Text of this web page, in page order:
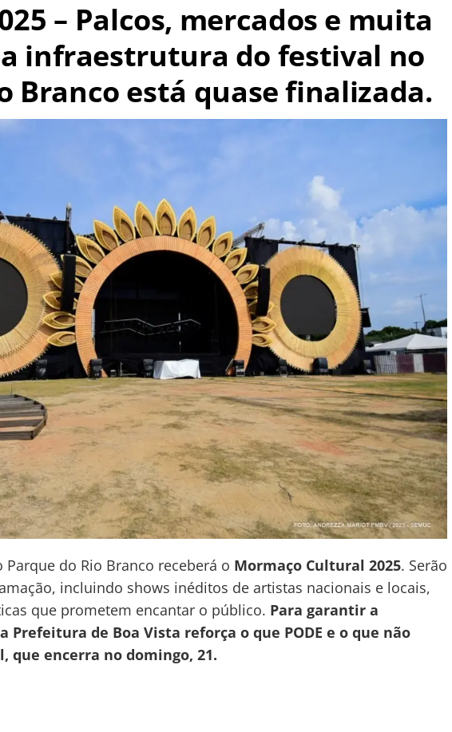
– Palcos, mercados e muita
infraestrutura do festival no
Branco está quase finalizada.
do Rio Branco receberá o Mormaço Cultural 2025. Serão
incluindo shows inéditos de artistas nacionais e locais,
que prometem encantar o público. Para garantir a
Prefeitura de Boa Vista reforça o que PODE e o que não
que encerra no domingo, 21.